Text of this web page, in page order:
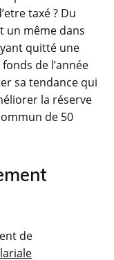
taxé ? Du
un même dans
quitté une
de l’année
sa tendance qui
la réserve
de 50
de